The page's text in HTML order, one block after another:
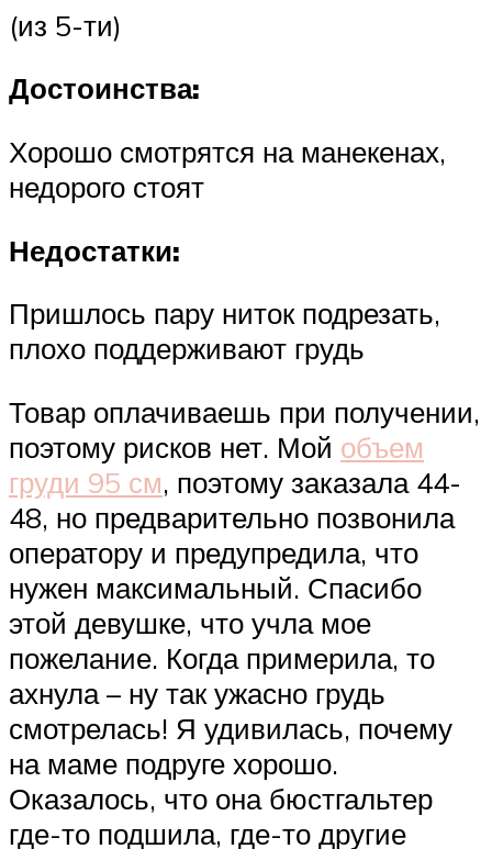
(из 5-ти)
Достоинства:
Хорошо смотрятся на манекенах,
недорого стоят
Недостатки:
Пришлось пару ниток подрезать,
плохо поддерживают грудь
Товар оплачиваешь при получении,
поэтому рисков нет. Мой объем
груди 95 см, поэтому заказала 44-
48, но предварительно позвонила
оператору и предупредила, что
нужен максимальный. Спасибо
этой девушке, что учла мое
пожелание. Когда примерила, то
ахнула – ну так ужасно грудь
смотрелась! Я удивилась, почему
на маме подруге хорошо.
Оказалось, что она бюстгальтер
где-то подшила, где-то другие